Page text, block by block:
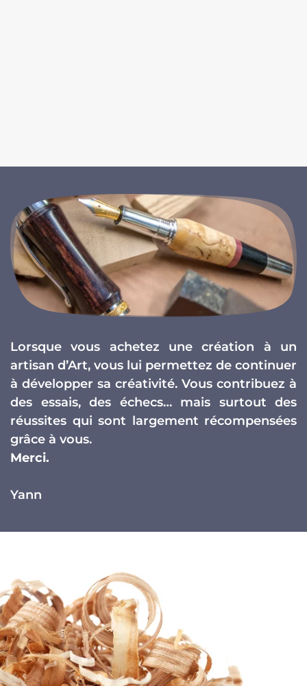
Lorsque vous achetez une création à un
artisan d’Art, vous lui permettez de continuer
à développer sa créativité. Vous contribuez à
des essais, des échecs… mais surtout des
réussites qui sont largement récompensées
grâce à vous.
Merci.
Yann